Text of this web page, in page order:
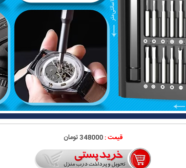
قیمت :348000 تومان